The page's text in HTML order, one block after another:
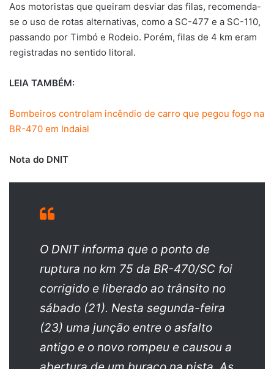
Aos motoristas que queiram desviar das filas, recomenda-
se o uso de rotas alternativas, como a SC-477 e a SC-110,
passando por Timbó e Rodeio. Porém, filas de 4 km eram
registradas no sentido litoral.
LEIA TAMBÉM:
Bombeiros controlam incêndio de carro que pegou fogo na
BR-470 em Indaial
Nota do DNIT
O DNIT informa que o ponto de
ruptura no km 75 da BR-470/SC foi
corrigido e liberado ao trânsito no
sábado (21). Nesta segunda-feira
(23) uma junção entre o asfalto
antigo e o novo rompeu e causou a